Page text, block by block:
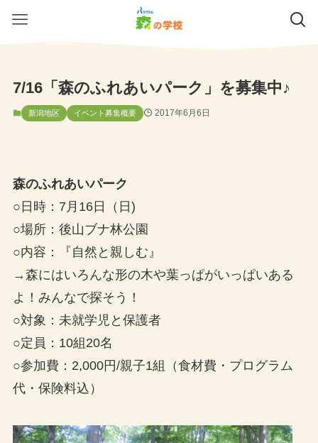
7/16「森のふれあいパーク」を募集中♪
新潟地区 イベント募集概要 2017年6月6日
森のふれあいパーク
○日時：7月16日（日)
○場所：後山ブナ林公園
○内容：『自然と親しむ』
→森にはいろんな形の木や葉っぱがいっぱいある
よ！みんなで探そう！
○対象：未就学児と保護者
○定員：10組20名
○参加費：2,000円/親子1組（食材費・プログラム
代・保険料込）